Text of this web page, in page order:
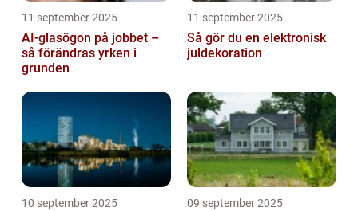
11 september 2025
AI-glasögon på jobbet –
så förändras yrken i
grunden
11 september 2025
Så gör du en elektronisk
juldekoration
10 september 2025 09 september 2025